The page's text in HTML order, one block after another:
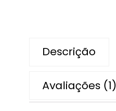
Descrição
Avaliações (1)